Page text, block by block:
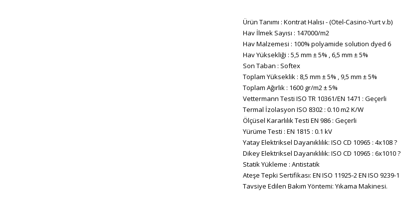
Ürün Tanımı : Kontrat Halısı - (Otel-Casino-Yurt v.b)
Hav İlmek Sayısı : 147000/m2
Hav Malzemesi : 100% polyamide solution dyed 6
Hav Yüksekliği : 5,5 mm ± 5% , 6,5 mm ± 5%
Son Taban : Softex
Toplam Yükseklik : 8,5 mm ± 5% , 9,5 mm ± 5%
Toplam Ağırlık : 1600 gr/m2 ± 5%
Vettermann Testi ISO TR 10361/EN 1471 : Geçerli
Termal İzolasyon ISO 8302 : 0.10 m2 K/W
Ölçüsel Kararlılık Testi EN 986 : Geçerli
Yürüme Testi : EN 1815 : 0.1 kV
Yatay Elektriksel Dayanıklılık: ISO CD 10965 : 4x108 ?
Dikey Elektriksel Dayanıklılık: ISO CD 10965 : 6x1010 ?
Statik Yükleme : Antistatik
Ateşe Tepki Sertifikası: EN ISO 11925-2 EN ISO 9239-1
Tavsiye Edilen Bakım Yöntemi: Yıkama Makinesi.